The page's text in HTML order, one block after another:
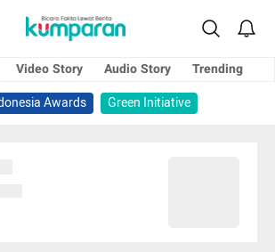
Video Story Audio Story
Trending
Awards
Green Initiative